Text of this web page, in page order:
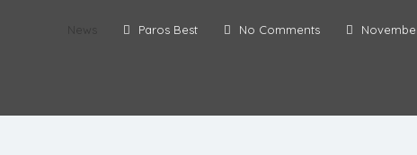
News Paros Best No Comments